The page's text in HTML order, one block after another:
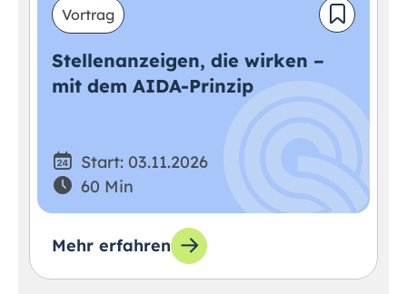
Vortrag
Stellenanzeigen, die wirken –
mit dem AIDA-Prinzip
Start: 03.11.2026
60 Min
Mehr erfahren